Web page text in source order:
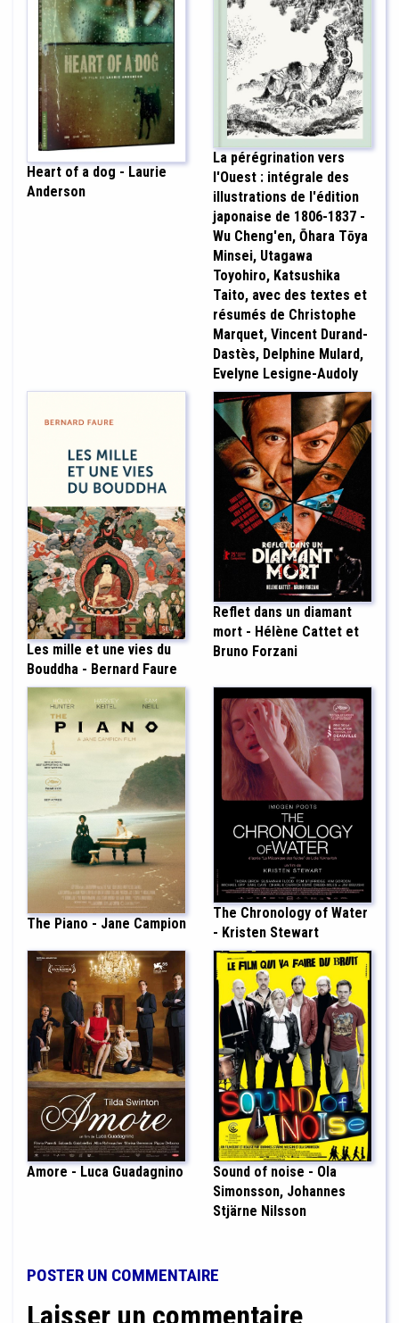
Heart of a dog - Laurie
Anderson
La pérégrination vers
l'Ouest : intégrale des
illustrations de l'édition
japonaise de 1806-1837 -
Wu Cheng'en, Ōhara Tōya
Minsei, Utagawa
Toyohiro, Katsushika
Taito, avec des textes et
résumés de Christophe
Marquet, Vincent Durand-
Dastès, Delphine Mulard,
Evelyne Lesigne-Audoly
Les mille et une vies du
Bouddha - Bernard Faure
Reflet dans un diamant
mort - Hélène Cattet et
Bruno Forzani
The Piano - Jane Campion
The Chronology of Water
- Kristen Stewart
Amore - Luca Guadagnino
Sound of noise - Ola
Simonsson, Johannes
Stjärne Nilsson
POSTER UN COMMENTAIRE
Laisser un commentaire